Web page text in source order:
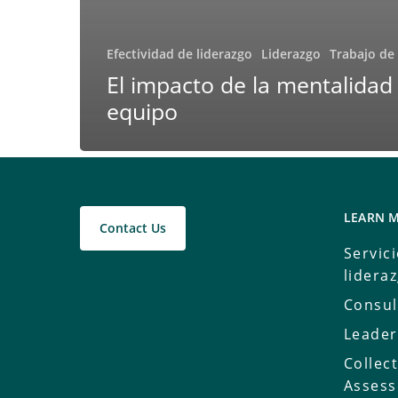
Efectividad de liderazgo Liderazgo Trabajo
El impacto de la mentalidad
equipo
Contact Us
LEARN